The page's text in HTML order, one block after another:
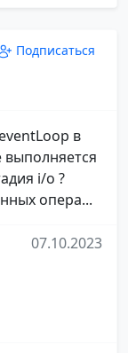
Подписаться
в
i/o ?
опера...
07.10.2023